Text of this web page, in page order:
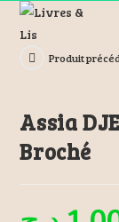
Produit
Assia
Broché